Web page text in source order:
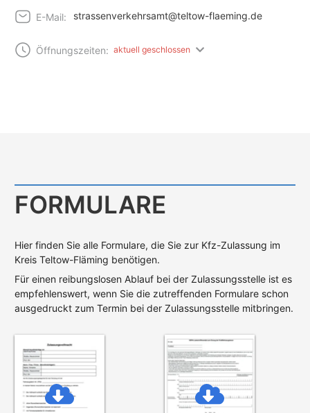
E-Mail: strassenverkehrsamt@teltow-flaeming.de
Öffnungszeiten: aktuell geschlossen
FORMULARE
Hier finden Sie alle Formulare, die Sie zur Kfz-Zulassung im
Kreis Teltow-Fläming benötigen.
Für einen reibungslosen Ablauf bei der Zulassungsstelle ist es
empfehlenswert, wenn Sie die zutreffenden Formulare schon
ausgedruckt zum Termin bei der Zulassungsstelle mitbringen.